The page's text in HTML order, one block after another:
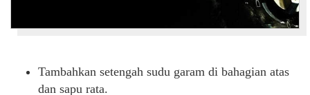
Tambahkan setengah sudu garam di bahagian atas
dan sapu rata.